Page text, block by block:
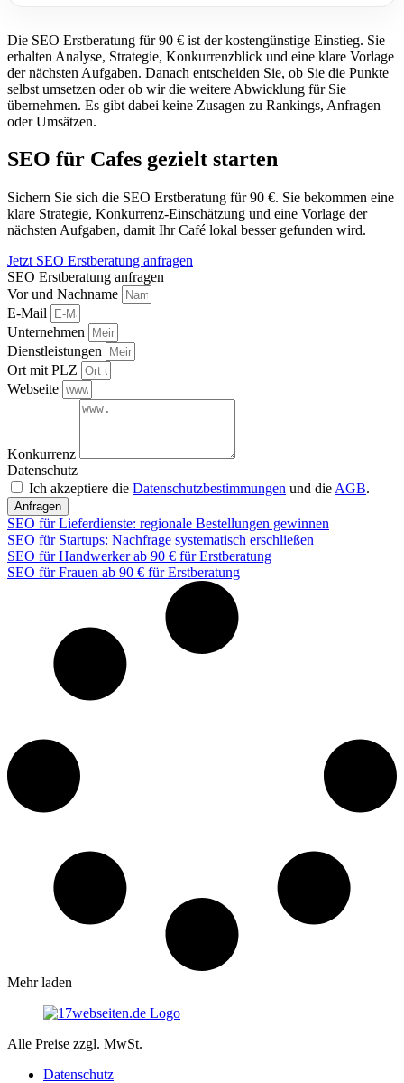
Die SEO Erstberatung für 90 € ist der kostengünstige Einstieg. Sie
erhalten Analyse, Strategie, Konkurrenzblick und eine klare Vorlage
der nächsten Aufgaben. Danach entscheiden Sie, ob Sie die Punkte
selbst umsetzen oder ob wir die weitere Abwicklung für Sie
übernehmen. Es gibt dabei keine Zusagen zu Rankings, Anfragen
oder Umsätzen.
SEO für Cafes gezielt starten
Sichern Sie sich die SEO Erstberatung für 90 €. Sie bekommen eine
klare Strategie, Konkurrenz-Einschätzung und eine Vorlage der
nächsten Aufgaben, damit Ihr Café lokal besser gefunden wird.
Jetzt SEO Erstberatung anfragen
SEO Erstberatung anfragen
Vor und Nachname
E-Mail
Unternehmen
Dienstleistungen
Ort mit PLZ
Webseite
Konkurrenz
Datenschutz
Ich akzeptiere die Datenschutzbestimmungen und die AGB.
Anfragen
SEO für Lieferdienste: regionale Bestellungen gewinnen
SEO für Startups: Nachfrage systematisch erschließen
SEO für Handwerker ab 90 € für Erstberatung
SEO für Frauen ab 90 € für Erstberatung
Mehr laden
Alle Preise zzgl. MwSt.
Datenschutz